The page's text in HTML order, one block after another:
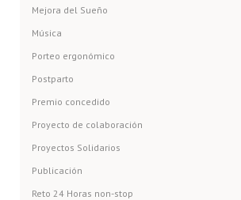
Mejora del Sueño
Música
Porteo ergonómico
Postparto
Premio concedido
Proyecto de colaboración
Proyectos Solidarios
Publicación
Reto 24 Horas non-stop